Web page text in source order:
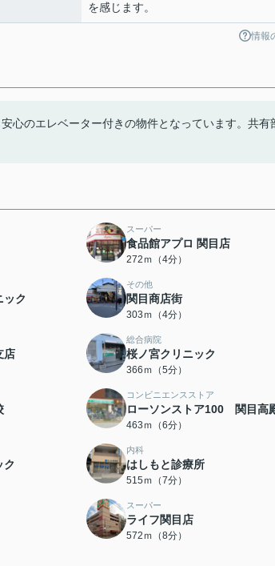
を感じます。
情報
心のエレベーター付きの物件となっています。共有
スーパー
食品館アプロ 関目店
272ｍ（4分）
ック
その他
関目商店街
303ｍ（4分）
店
総合病院
桜ノ宮クリニック
366ｍ（5分）
コンビニエンスストア
ローソンストア100 関目高
463ｍ（6分）
ク
内科
はしもと診療所
515ｍ（7分）
スーパー
ライフ関目店
572ｍ（8分）